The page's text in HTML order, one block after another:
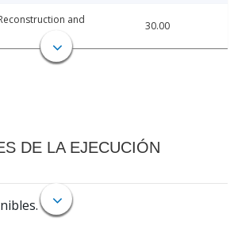
and
30.00
DE LA EJECUCIÓN